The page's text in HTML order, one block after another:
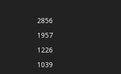
2856
1957
1226
1039